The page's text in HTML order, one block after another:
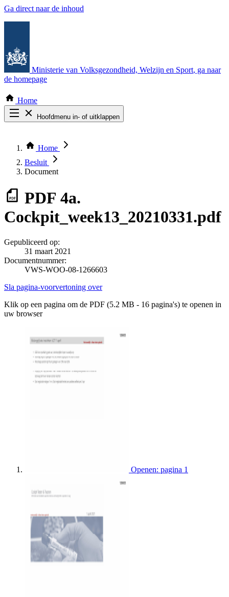
Ga direct naar de inhoud
Ministerie van Volksgezondheid, Welzijn en Sport, ga naar
de homepage
Home
Hoofdmenu in- of uitklappen
Thema COVID-19
Bekijk per bestuursorgaan
Home
Besluit
Document
PDF 4a.
Cockpit_week13_20210331.pdf
Gepubliceerd op:
31 maart 2021
Documentnummer:
VWS-WOO-08-1266603
Sla pagina-voorvertoning over
Klik op een pagina om de PDF (5.2 MB - 16 pagina's) te openen in
uw browser
Openen: pagina 1